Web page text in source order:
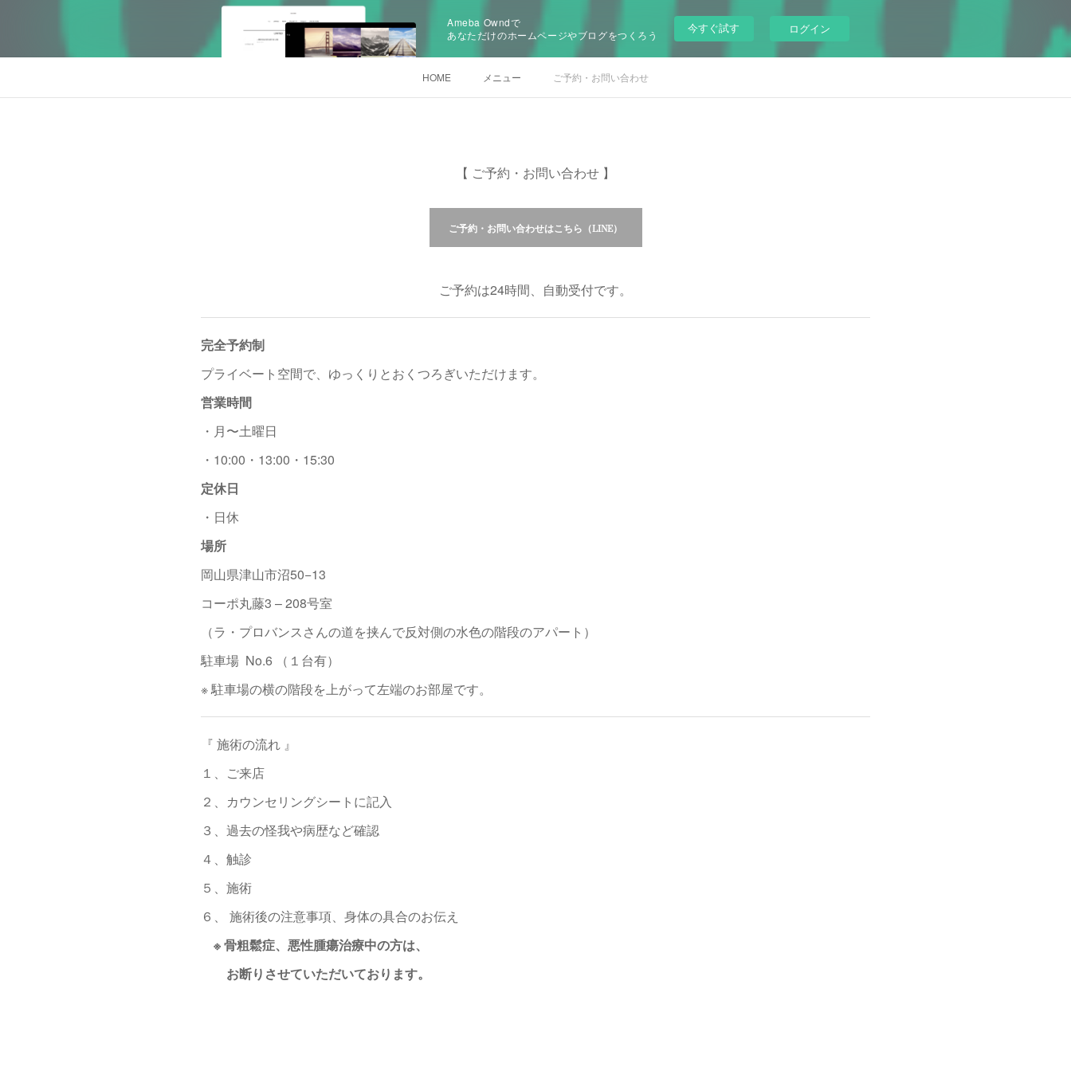
Ameba Owndで
あなただけのホームページやブログをつくろう
今すぐ試す ログイン
HOME メニュー ご予約・お問い合わせ
【 ご予約・お問い合わせ 】
ご予約・お問い合わせはこちら（LINE）
ご予約は24時間、自動受付です。
完全予約制
プライベート空間で、ゆっくりとおくつろぎいただけます。
営業時間
・月〜土曜日
・10:00・13:00・15:30
定休日
・日休
場所
岡山県津山市沼50−13
コーポ丸藤3 – 208号室
（ラ・プロバンスさんの道を挟んで反対側の水色の階段のアパート）
駐車場 No.6 （１台有）
※ 駐車場の横の階段を上がって左端のお部屋です。
『 施術の流れ 』
１、ご来店
２、カウンセリングシートに記入
３、過去の怪我や病歴など確認
４、触診
５、施術
６、 施術後の注意事項、身体の具合のお伝え
※ 骨粗鬆症、悪性腫瘍治療中の方は、
お断りさせていただいております。